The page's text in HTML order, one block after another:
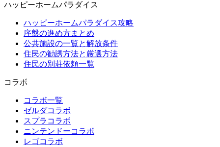
ハッピーホームパラダイス
ハッピーホームパラダイス攻略
序盤の進め方まとめ
公共施設の一覧と解放条件
住民の勧誘方法と厳選方法
住民の別荘依頼一覧
コラボ
コラボ一覧
ゼルダコラボ
スプラコラボ
ニンテンドーコラボ
レゴコラボ